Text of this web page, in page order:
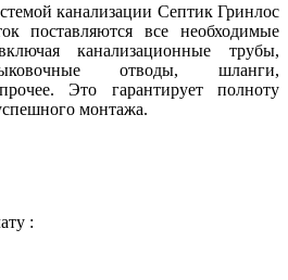
канализации Септик Гринлос
поставляются все необходимые
канализационные трубы,
отводы, шланги,
Это гарантирует полноту
монтажа.
: